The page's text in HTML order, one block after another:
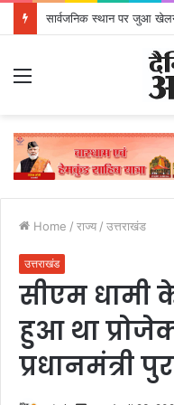
सार्वजनिक स्थान पर जुआ
Home / राज्य / उत्तराखंड
उत्तराखंड
सीएम धामी
हुआ था
प्रधानमंत्री